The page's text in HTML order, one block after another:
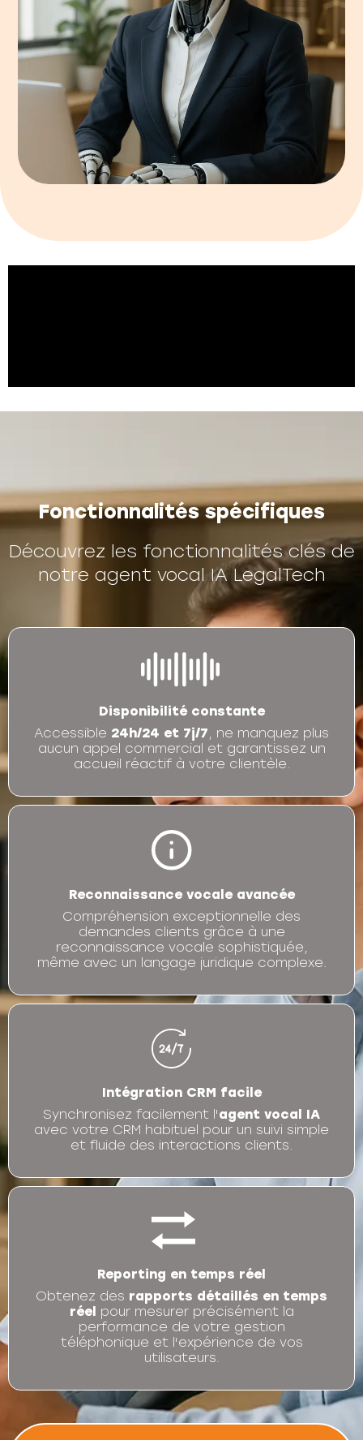
Fonctionnalités spécifiques
Découvrez les fonctionnalités clés de
notre agent vocal IA LegalTech
Disponibilité constante
Accessible 24h/24 et 7j/7, ne manquez plus
aucun appel commercial et garantissez un
accueil réactif à votre clientèle.
Reconnaissance vocale avancée
Compréhension exceptionnelle des
demandes clients grâce à une
reconnaissance vocale sophistiquée,
même avec un langage juridique complexe.
Intégration CRM facile
Synchronisez facilement l'agent vocal IA
avec votre CRM habituel pour un suivi simple
et fluide des interactions clients.
Reporting en temps réel
Obtenez des rapports détaillés en temps
réel pour mesurer précisément la
performance de votre gestion
téléphonique et l'expérience de vos
utilisateurs.